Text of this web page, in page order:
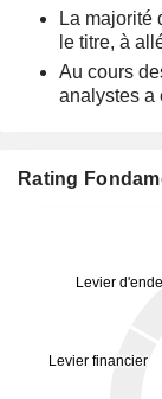
La majorité
le titre, à
Au cours
analystes a
Rating